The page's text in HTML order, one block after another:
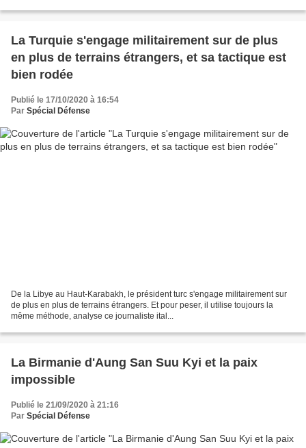
La Turquie s'engage militairement sur de plus
en plus de terrains étrangers, et sa tactique est
bien rodée
Publié le 17/10/2020 à 16:54
Par Spécial Défense
De la Libye au Haut-Karabakh, le président turc s'engage militairement sur
de plus en plus de terrains étrangers. Et pour peser, il utilise toujours la
même méthode, analyse ce journaliste ital...
La Birmanie d'Aung San Suu Kyi et la paix
impossible
Publié le 21/09/2020 à 21:16
Par Spécial Défense